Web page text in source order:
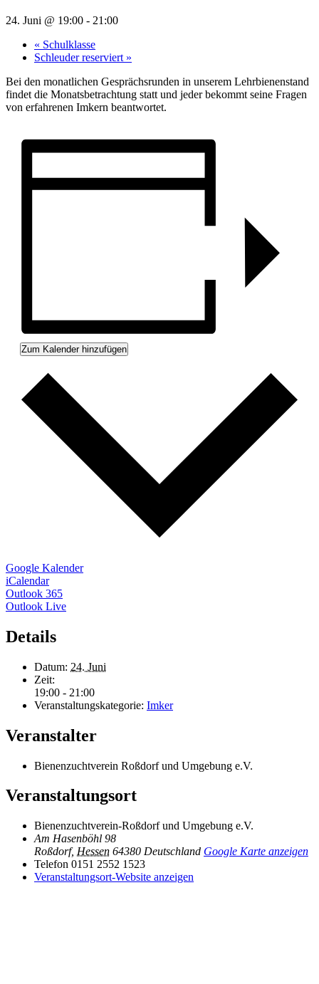
24. Juni @ 19:00 - 21:00
« Schulklasse
Schleuder reserviert »
Bei den monatlichen Gesprächsrunden in unserem Lehrbienenstand
findet die Monatsbetrachtung statt und jeder bekommt seine Fragen
von erfahrenen Imkern beantwortet.
Zum Kalender hinzufügen
Google Kalender
iCalendar
Outlook 365
Outlook Live
Details
Datum: 24. Juni
Zeit:
19:00 - 21:00
Veranstaltungskategorie: Imker
Veranstalter
Bienenzuchtverein Roßdorf und Umgebung e.V.
Veranstaltungsort
Bienenzuchtverein-Roßdorf und Umgebung e.V.
Am Hasenböhl 98
Roßdorf, Hessen 64380 Deutschland Google Karte anzeigen
Telefon 0151 2552 1523
Veranstaltungsort-Website anzeigen